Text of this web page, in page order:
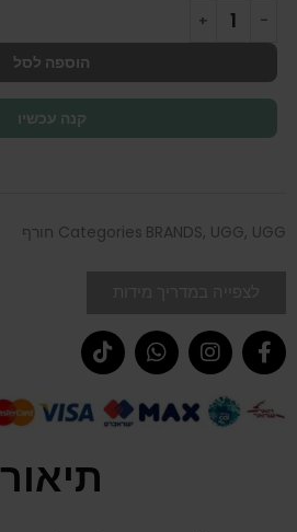
הוספה לסל
קנה עכשיו
Categories BRANDS, UGG, UGG חורף
תיאור